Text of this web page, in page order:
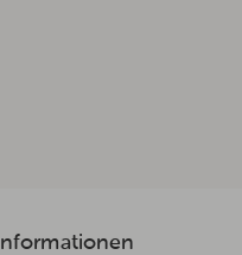
Informationen